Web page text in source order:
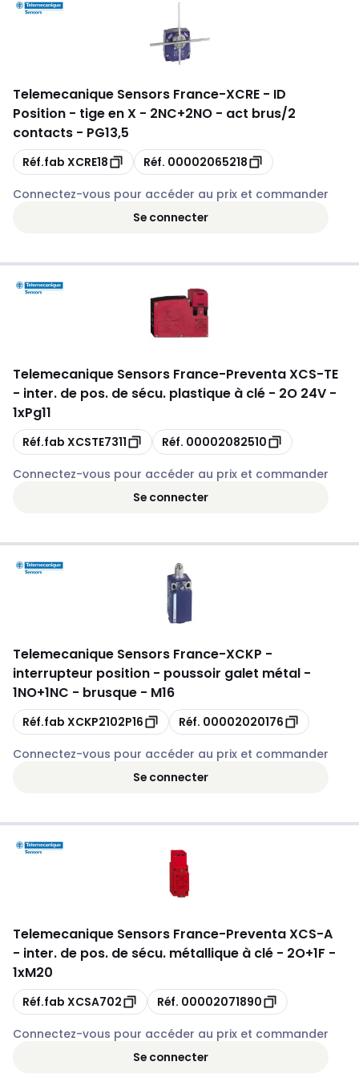
Telemecanique Sensors France-XCRE - ID
Position - tige en X - 2NC+2NO - act brus/2
contacts - PG13,5
Copie
Réf.fab XCRE18 Copie
Réf. 00002065218
Connectez-vous pour accéder au prix et commander
Se connecter
Telemecanique Sensors France-Preventa XCS-TE
- inter. de pos. de sécu. plastique à clé - 2O 24V -
1xPg11
Copie
Réf.fab XCSTE7311 Copie
Réf. 00002082510
Connectez-vous pour accéder au prix et commander
Se connecter
Telemecanique Sensors France-XCKP -
interrupteur position - poussoir galet métal -
1NO+1NC - brusque - M16
Copie
Réf.fab XCKP2102P16 Copie
Réf. 00002020176
Connectez-vous pour accéder au prix et commander
Se connecter
Telemecanique Sensors France-Preventa XCS-A
- inter. de pos. de sécu. métallique à clé - 2O+1F -
1xM20
Copie
Réf.fab XCSA702 Copie
Réf. 00002071890
Connectez-vous pour accéder au prix et commander
Se connecter